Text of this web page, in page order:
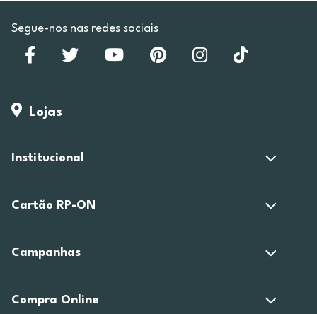
Segue-nos nas redes sociais
Lojas
Institucional
Cartão RP-ON
Campanhas
Compra Online